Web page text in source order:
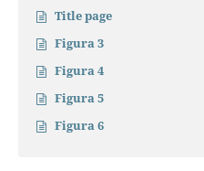
Title page
Figura 3
Figura 4
Figura 5
Figura 6